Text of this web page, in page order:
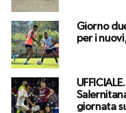
Giorno
per i
giornata